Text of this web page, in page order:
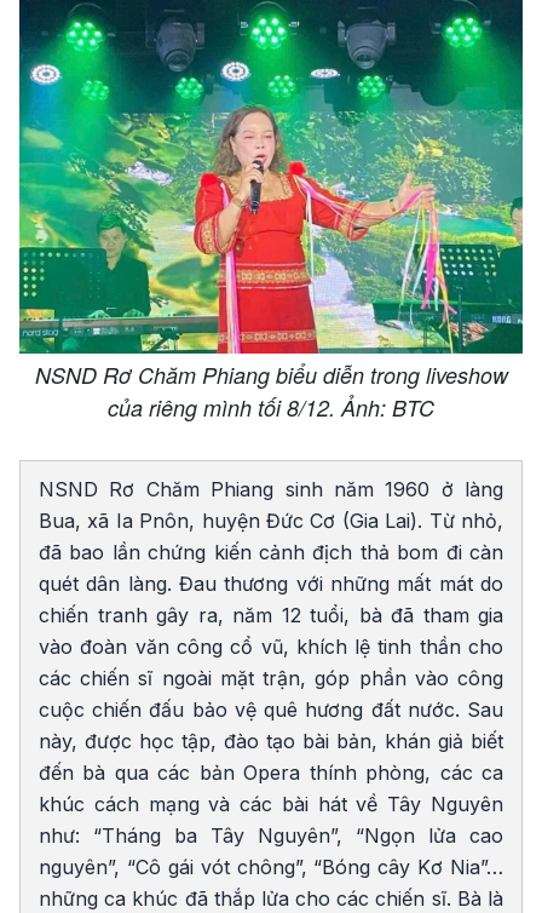
NSND Rơ Chăm Phiang biểu diễn trong liveshow
của riêng mình tối 8/12. Ảnh: BTC
NSND Rơ Chăm Phiang sinh năm 1960 ở làng
Bua, xã Ia Pnôn, huyện Đức Cơ (Gia Lai). Từ nhỏ,
đã bao lần chứng kiến cảnh địch thả bom đi càn
quét dân làng. Đau thương với những mất mát do
chiến tranh gây ra, năm 12 tuổi, bà đã tham gia
vào đoàn văn công cổ vũ, khích lệ tinh thần cho
các chiến sĩ ngoài mặt trận, góp phần vào công
cuộc chiến đấu bảo vệ quê hương đất nước. Sau
này, được học tập, đào tạo bài bản, khán giả biết
đến bà qua các bản Opera thính phòng, các ca
khúc cách mạng và các bài hát về Tây Nguyên
như: “Tháng ba Tây Nguyên”, “Ngọn lửa cao
nguyên”, “Cô gái vót chông”, “Bóng cây Kơ Nia”…
những ca khúc đã thắp lửa cho các chiến sĩ. Bà là